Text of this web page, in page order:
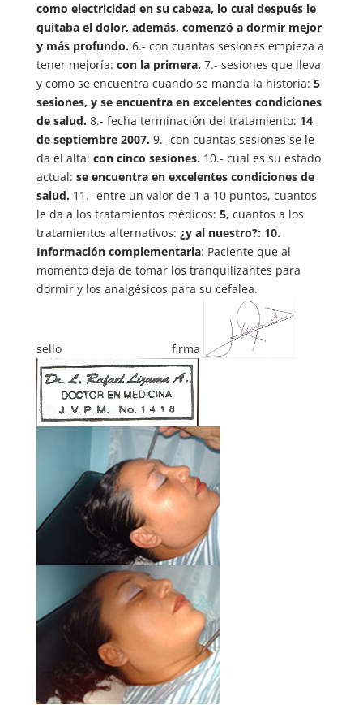
como electricidad en su cabeza, lo cual después le
quitaba el dolor, además, comenzó a dormir mejor
y más profundo.6.- con cuantas sesiones empieza a
tener mejoría: con la primera.7.- sesiones que lleva
y como se encuentra cuando se manda la historia: 5
sesiones, y se encuentra en excelentes condiciones
de salud.8.- fecha terminación del tratamiento: 14
de septiembre 2007.9.- con cuantas sesiones se le
da el alta: con cinco sesiones.10.- cual es su estado
actual: se encuentra en excelentes condiciones de
salud.11.- entre un valor de 1 a 10 puntos, cuantos
le da a los tratamientos médicos: 5, cuantos a los
tratamientos alternativos: ¿y al nuestro?: 10.
Información complementaria: Paciente que al
momento deja de tomar los tranquilizantes para
dormir y los analgésicos para su cefalea.
sello firma